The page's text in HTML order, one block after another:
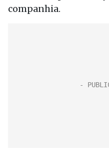
companhia.